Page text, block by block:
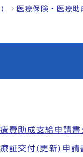
医療保険・医療助
費助成支給申請
証交付(更新)申